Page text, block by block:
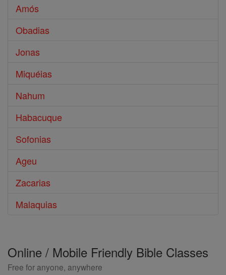
Amós
Obadias
Jonas
Miquéias
Nahum
Habacuque
Sofonias
Ageu
Zacarias
Malaquias
Online / Mobile Friendly Bible Classes
Free for anyone, anywhere